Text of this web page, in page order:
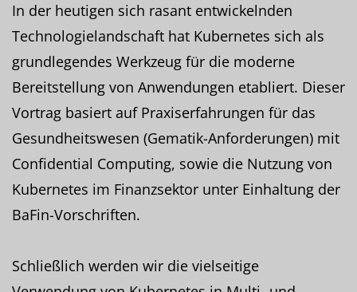
In der heutigen sich rasant entwickelnden
Technologielandschaft hat Kubernetes sich als
grundlegendes Werkzeug für die moderne
Bereitstellung von Anwendungen etabliert. Dieser
Vortrag basiert auf Praxiserfahrungen für das
Gesundheitswesen (Gematik-Anforderungen) mit
Confidential Computing, sowie die Nutzung von
Kubernetes im Finanzsektor unter Einhaltung der
BaFin-Vorschriften.
Schließlich werden wir die vielseitige